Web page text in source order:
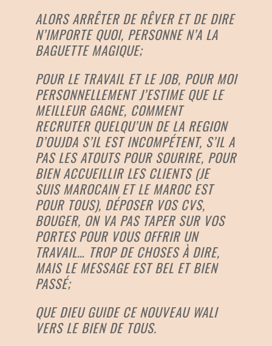
ALORS ARRÊTER DE RÊVER ET DE DIRE
N’IMPORTE QUOI, PERSONNE N’A LA
BAGUETTE MAGIQUE;
POUR LE TRAVAIL ET LE JOB, POUR MOI
PERSONNELLEMENT J’ESTIME QUE LE
MEILLEUR GAGNE, COMMENT
RECRUTER QUELQU’UN DE LA REGION
D’OUJDA S’IL EST INCOMPÉTENT, S’IL A
PAS LES ATOUTS POUR SOURIRE, POUR
BIEN ACCUEILLIR LES CLIENTS (JE
SUIS MAROCAIN ET LE MAROC EST
POUR TOUS), DÉPOSER VOS CVS,
BOUGER, ON VA PAS TAPER SUR VOS
PORTES POUR VOUS OFFRIR UN
TRAVAIL… TROP DE CHOSES À DIRE,
MAIS LE MESSAGE EST BEL ET BIEN
PASSÉ;
QUE DIEU GUIDE CE NOUVEAU WALI
VERS LE BIEN DE TOUS.